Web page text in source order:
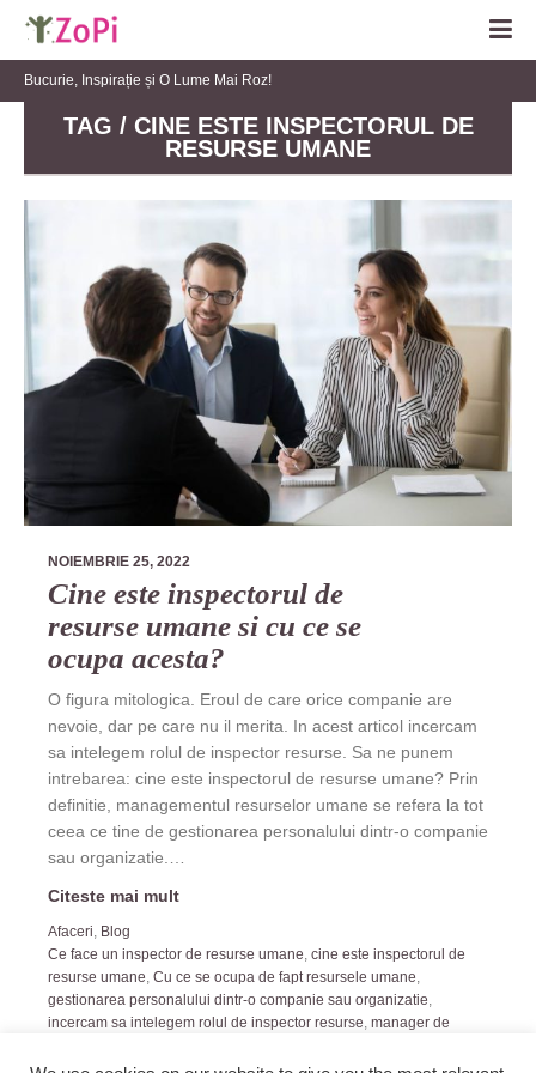
Bucurie, Inspirație și O Lume Mai Roz!
TAG / CINE ESTE INSPECTORUL DE
RESURSE UMANE
NOIEMBRIE 25, 2022
Cine este inspectorul de
resurse umane si cu ce se
ocupa acesta?
O figura mitologica. Eroul de care orice companie are
nevoie, dar pe care nu il merita. In acest articol incercam
sa intelegem rolul de inspector resurse. Sa ne punem
intrebarea: cine este inspectorul de resurse umane? Prin
definitie, managementul resurselor umane se refera la tot
ceea ce tine de gestionarea personalului dintr-o companie
sau organizatie.…
Citeste mai mult
Afaceri, Blog
Ce face un inspector de resurse umane, cine este inspectorul de
resurse umane, Cu ce se ocupa de fapt resursele umane,
gestionarea personalului dintr-o companie sau organizatie,
incercam sa intelegem rolul de inspector resurse, manager de